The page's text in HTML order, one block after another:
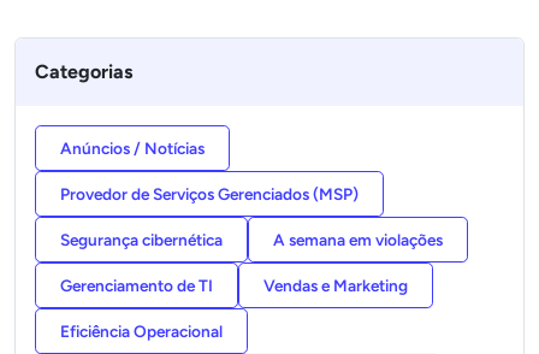
Categorias
Anúncios / Notícias
Provedor de Serviços Gerenciados (MSP)
Segurança cibernética A semana em violações
Gerenciamento de TI Vendas e Marketing
Eficiência Operacional